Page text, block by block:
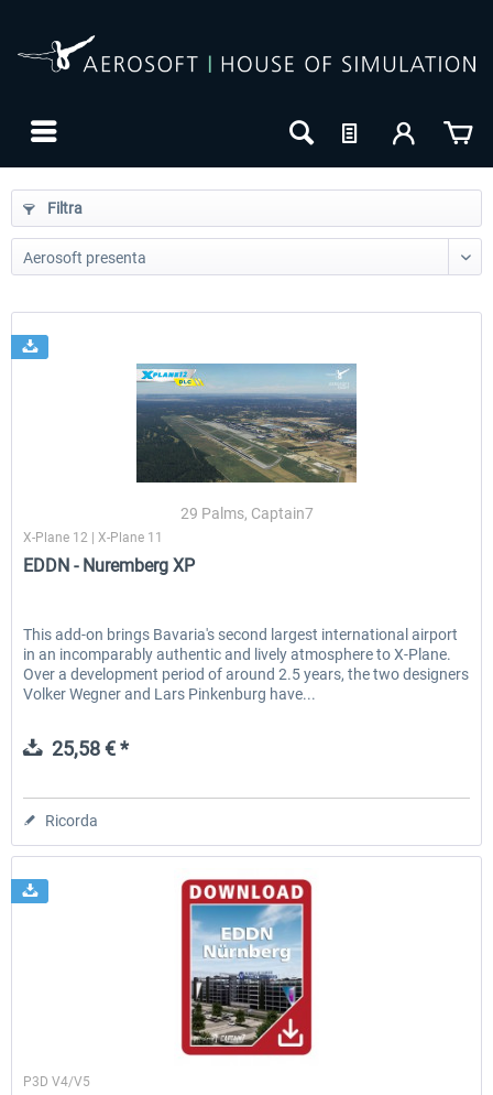
EmergencyDispatcherPro - 24h Free
0,00 € * 36,59 € *
Filtra
29 Palms, Captain7
X-Plane 12 | X-Plane 11
EDDN - Nuremberg XP
This add-on brings Bavaria's second largest international airport
in an incomparably authentic and lively atmosphere to X-Plane.
Over a development period of around 2.5 years, the two designers
Volker Wegner and Lars Pinkenburg have...
25,58 € *
Ricorda
29 Palms, Captain7
P3D V4/V5